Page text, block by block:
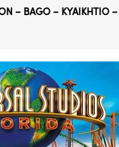
– BAGO – KYAIKHTIO